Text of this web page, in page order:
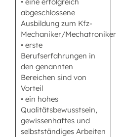
• eine erfolgreich
abgeschlossene
Ausbildung zum Kfz-
Mechaniker/Mechatroniker
• erste
Berufserfahrungen in
den genannten
Bereichen sind von
Vorteil
• ein hohes
Qualitätsbewusstsein,
gewissenhaftes und
selbstständiges Arbeiten